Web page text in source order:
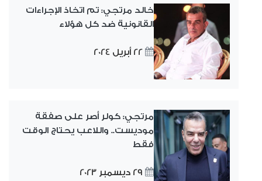
خالد مرتجي: تم اتخاذ الإجراءات
القانونية ضد كل هؤلاء
22 أبريل 2024
مرتجي: كولر أصر على صفقة
موديست.. واللاعب يحتاج الوقت
فقط
29 ديسمبر 2023